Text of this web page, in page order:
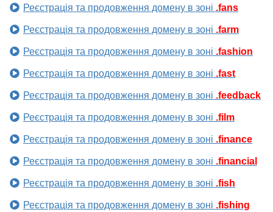
Реєстрація та продовження домену в зоні .fans
Реєстрація та продовження домену в зоні .farm
Реєстрація та продовження домену в зоні .fashion
Реєстрація та продовження домену в зоні .fast
Реєстрація та продовження домену в зоні .feedback
Реєстрація та продовження домену в зоні .film
Реєстрація та продовження домену в зоні .finance
Реєстрація та продовження домену в зоні .financial
Реєстрація та продовження домену в зоні .fish
Реєстрація та продовження домену в зоні .fishing